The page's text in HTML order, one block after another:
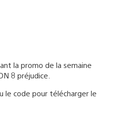
la promo de la semaine
8 préjudice.
le code pour télécharger le